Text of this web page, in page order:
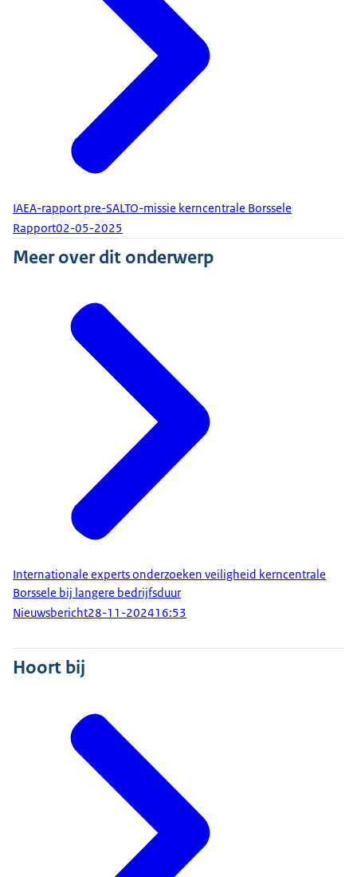
IAEA-rapport pre-SALTO-missie kerncentrale Borssele
Rapport02-05-2025
Meer over dit onderwerp
Internationale experts onderzoeken veiligheid kerncentrale
Borssele bij langere bedrijfsduur
Nieuwsbericht28-11-202416:53
Hoort bij